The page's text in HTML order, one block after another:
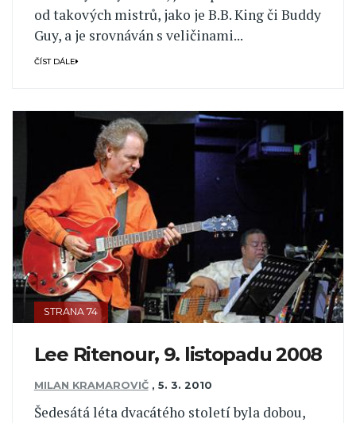
od takových mistrů, jako je B.B. King či Buddy
Guy, a je srovnáván s veličinami...
ČÍST DÁLE
STRANA 74
Lee Ritenour, 9. listopadu 2008
MILAN KRAMAROVIČ , 5. 3. 2010
Šedesátá léta dvacátého století byla dobou,